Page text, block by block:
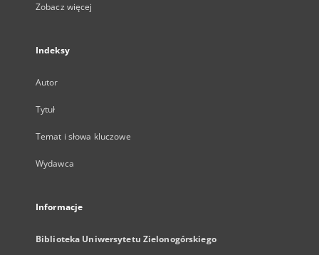
Zobacz więcej
Indeksy
Autor
Tytuł
Temat i słowa kluczowe
Wydawca
Informacje
Biblioteka Uniwersytetu Zielonogórskiego